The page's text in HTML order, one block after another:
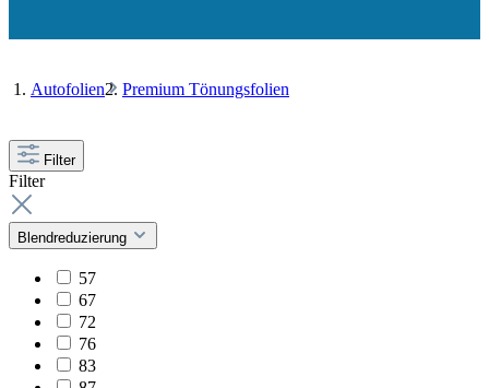
Autofolien Premium Tönungsfolien
Filter
Filter
Blendreduzierung
57
67
72
76
83